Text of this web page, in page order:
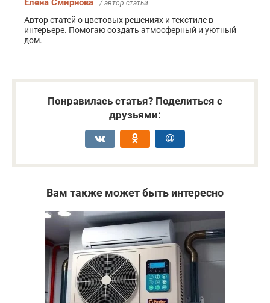
Елена Смирнова / автор статьи
Автор статей о цветовых решениях и текстиле в
интерьере. Помогаю создать атмосферный и уютный
дом.
Понравилась статья? Поделиться с
друзьями:
Вам также может быть интересно